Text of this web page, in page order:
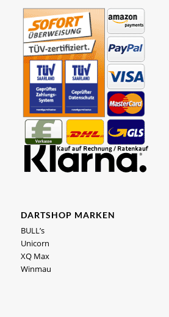
DARTSHOP MARKEN
BULL’s
Unicorn
XQ Max
Winmau